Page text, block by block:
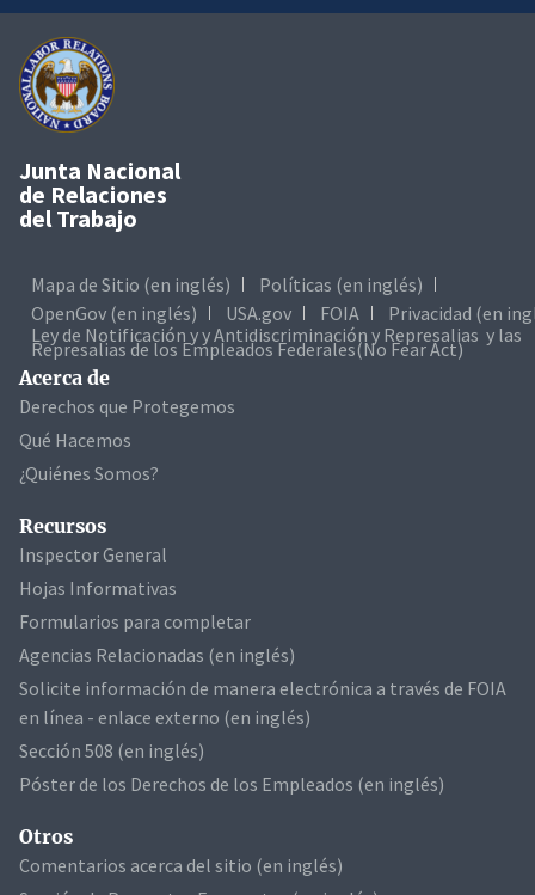
Junta Nacional
de Relaciones
del Trabajo
Mapa de Sitio (en inglés)
Políticas (en inglés)
OpenGov (en inglés)
USA.gov FOIA
Privacidad (en
Ley de Notificación y y Antidiscriminación y Represalias y las
Represalias de los Empleados Federales(No Fear Act)
Acerca de
Derechos que Protegemos
Qué Hacemos
¿Quiénes Somos?
Recursos
Inspector General
Hojas Informativas
Formularios para completar
Agencias Relacionadas (en inglés)
Solicite información de manera electrónica a través de FOIA
en línea - enlace externo (en inglés)
Sección 508 (en inglés)
Póster de los Derechos de los Empleados (en inglés)
Otros
Comentarios acerca del sitio (en inglés)